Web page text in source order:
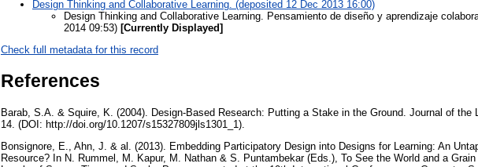
Design Thinking and Collaborative Learning. (deposited 12 Dec 2013 16:00)
Design Thinking and Collaborative Learning. Pensamiento de diseño y aprendizaje
2014 09:53) [Currently Displayed]
Check full metadata for this record
References
Barab, S.A. & Squire, K. (2004). Design-Based Research: Putting a Stake in the Ground. Journal of the
14. (DOI: http://doi.org/10.1207/s15327809jls1301_1).
Bonsignore, E., Ahn, J. & al. (2013). Embedding Participatory Design into Designs for Learning: An
Resource? In N. Rummel, M. Kapur, M. Nathan & S. Puntambekar (Eds.), To See the World and a